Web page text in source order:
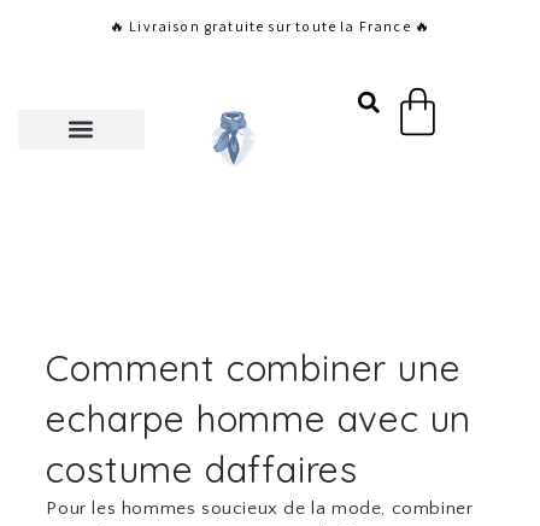
🔥 Livraison gratuite sur toute la France 🔥
Panier
Comment combiner une
echarpe homme avec un
costume daffaires
Pour les hommes soucieux de la mode, combiner